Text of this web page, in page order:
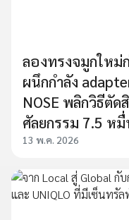
ลองทรงจมูกใหม่
ผนึกกำลัง
NOSE พลิกวิธีตั
ศัลยกรรม 7.5 ห
13 พ.ค. 2026